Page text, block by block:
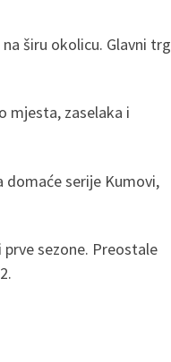
širu okolicu. Glavni trg
mjesta, zaselaka i
domaće serije Kumovi,
sezone. Preostale